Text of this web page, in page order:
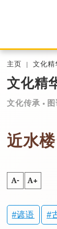
主页 文化精
文化精
文化传承
近水
A- A+
谚语